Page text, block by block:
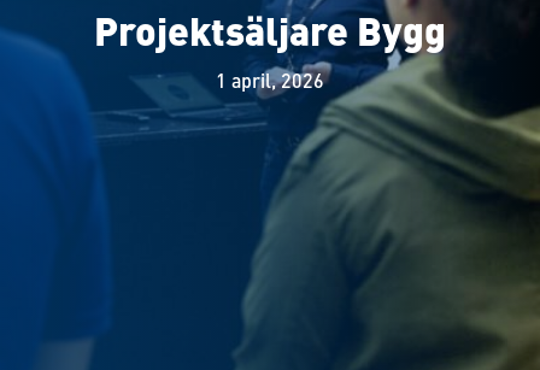
Projektsäljare Bygg
1 april, 2026